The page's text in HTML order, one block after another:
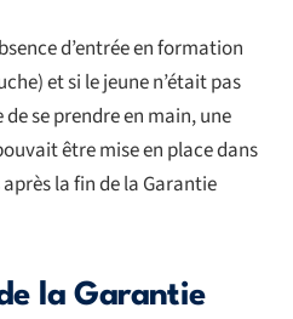
d’entrée en formation
et si le jeune n’était pas
se prendre en main, une
être mise en place dans
la fin de la Garantie
la Garantie